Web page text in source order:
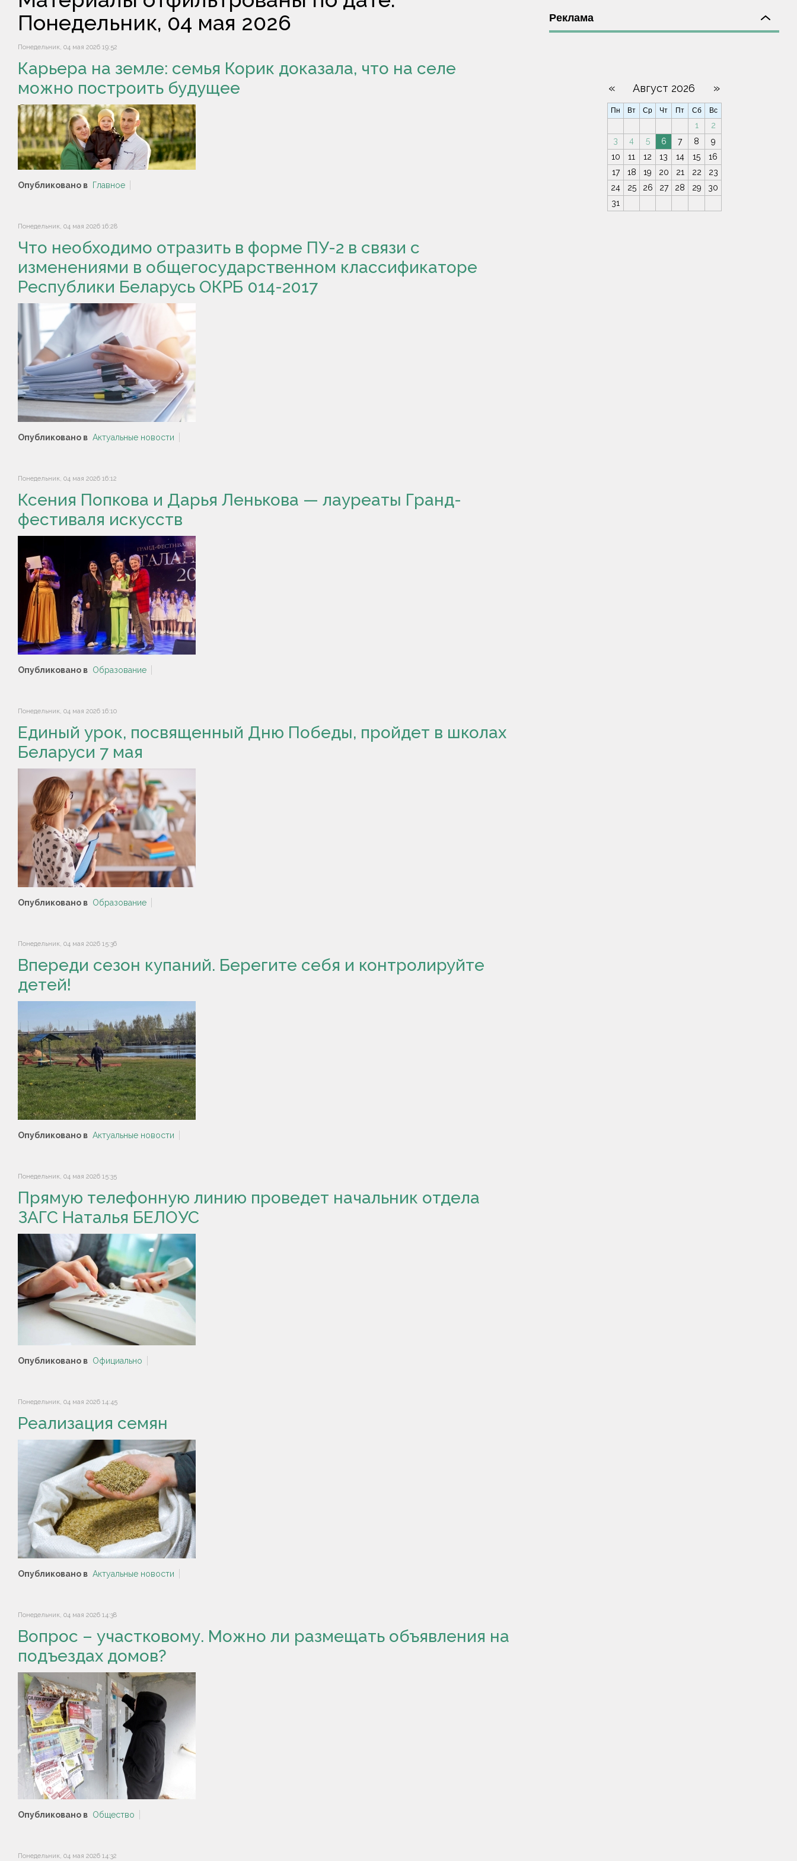
Понедельник, 04 мая 2026
Понедельник, 04 мая 2026 19:52
Карьера на земле: семья Корик доказала, что на селе
можно построить будущее
Опубликовано в Главное
Понедельник, 04 мая 2026 16:28
Что необходимо отразить в форме ПУ-2 в связи с
изменениями в общегосударственном классификаторе
Республики Беларусь ОКРБ 014-2017
Опубликовано в Актуальные новости
Понедельник, 04 мая 2026 16:12
Ксения Попкова и Дарья Ленькова — лауреаты Гранд-
фестиваля искусств
Опубликовано в Образование
Понедельник, 04 мая 2026 16:10
Единый урок, посвященный Дню Победы, пройдет в школах
Беларуси 7 мая
Опубликовано в Образование
Понедельник, 04 мая 2026 15:36
Впереди сезон купаний. Берегите себя и контролируйте
детей!
Опубликовано в Актуальные новости
Понедельник, 04 мая 2026 15:35
Прямую телефонную линию проведет начальник отдела
ЗАГС Наталья БЕЛОУС
Опубликовано в Официально
Понедельник, 04 мая 2026 14:45
Реализация семян
Опубликовано в Актуальные новости
Понедельник, 04 мая 2026 14:38
Вопрос – участковому. Можно ли размещать объявления на
подъездах домов?
Опубликовано в Общество
Понедельник, 04 мая 2026 14:32
Реклама
« Август 2026 »
Пн Вт Ср Чт Пт Сб Вс
1
2
3
4 5 6 7 8
9
10
11 12 13 14 15
16
17
18 19 20 21 22
23
24
25 26 27 28 29
30
31